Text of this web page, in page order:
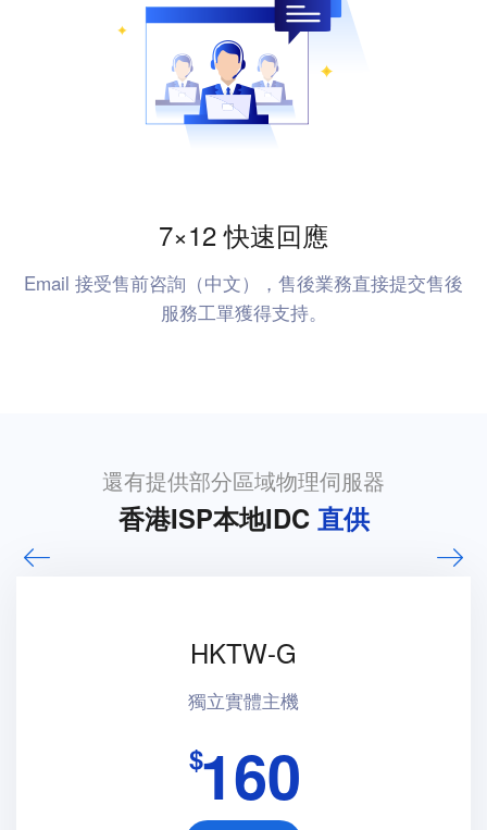
7×12 快速回應
Email 接受售前咨詢（中文），售後業務直接提交售後
服務工單獲得支持。
還有提供部分區域物理伺服器
香港ISP本地IDC 直供
HKTW-G
獨立實體主機
$160